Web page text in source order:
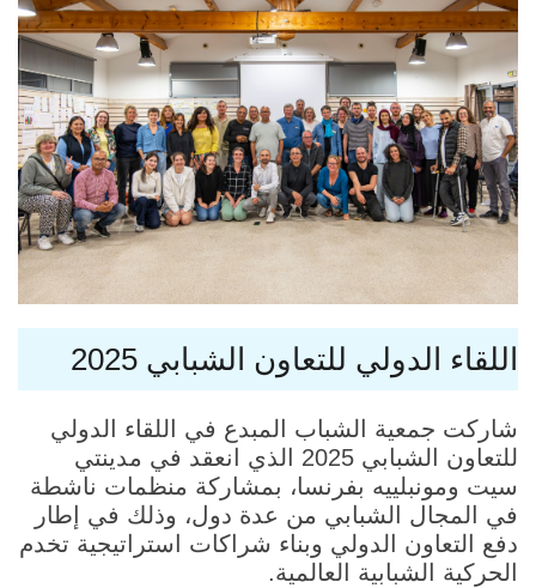
اللقاء الدولي للتعاون الشبابي 2025
شاركت جمعية الشباب المبدع في اللقاء الدولي
للتعاون الشبابي 2025 الذي انعقد في مدينتي
سيت ومونبلييه بفرنسا، بمشاركة منظمات ناشطة
في المجال الشبابي من عدة دول، وذلك في إطار
دفع التعاون الدولي وبناء شراكات استراتيجية تخدم
الحركية الشبابية العالمية.